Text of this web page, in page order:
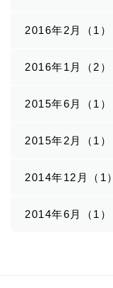
2016年2月（1）
2016年1月（2）
2015年6月（1）
2015年2月（1）
2014年12月（1）
2014年6月（1）